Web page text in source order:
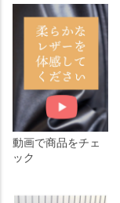
動画で商品をチェ
ック